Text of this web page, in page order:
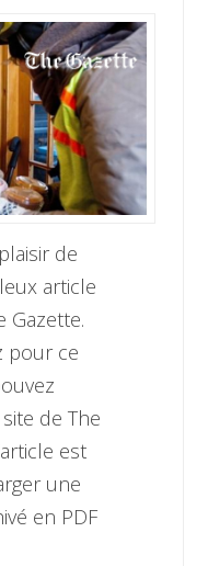
de
article
Gazette.
pour ce
de The
est
une
en PDF